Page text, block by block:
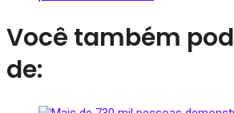
Você também
de: